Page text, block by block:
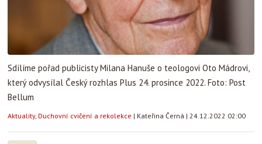
Sdílíme pořad publicisty Milana Hanuše o teologovi Oto Mádrovi,
který odvysílal Český rozhlas Plus 24. prosince 2022. Foto: Post
Bellum
Aktuality, Duchovní cvičení a rekolekce | Kateřina Černá | 24.12.2022 02:00